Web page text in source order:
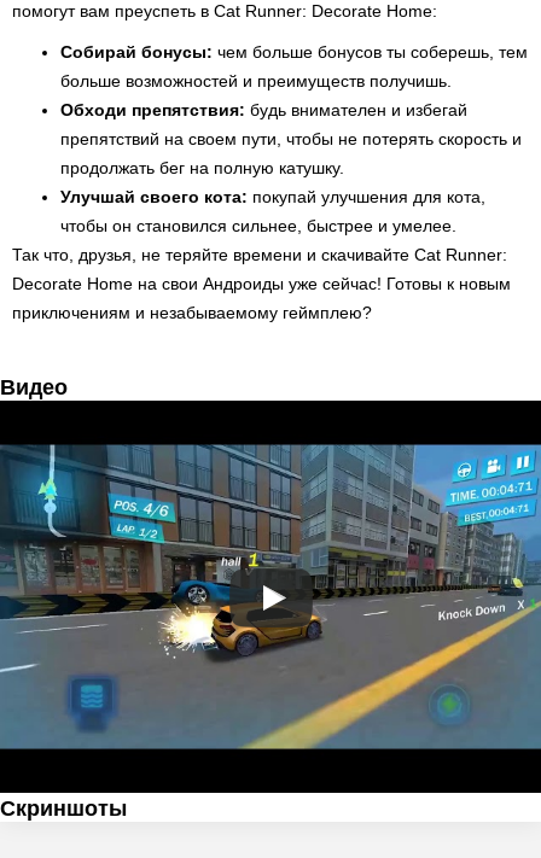
помогут вам преуспеть в Cat Runner: Decorate Home:
Собирай бонусы: чем больше бонусов ты соберешь, тем
больше возможностей и преимуществ получишь.
Обходи препятствия: будь внимателен и избегай
препятствий на своем пути, чтобы не потерять скорость и
продолжать бег на полную катушку.
Улучшай своего кота: покупай улучшения для кота,
чтобы он становился сильнее, быстрее и умелее.
Так что, друзья, не теряйте времени и скачивайте Cat Runner:
Decorate Home на свои Андроиды уже сейчас! Готовы к новым
приключениям и незабываемому геймплею?
Видео
Скриншоты